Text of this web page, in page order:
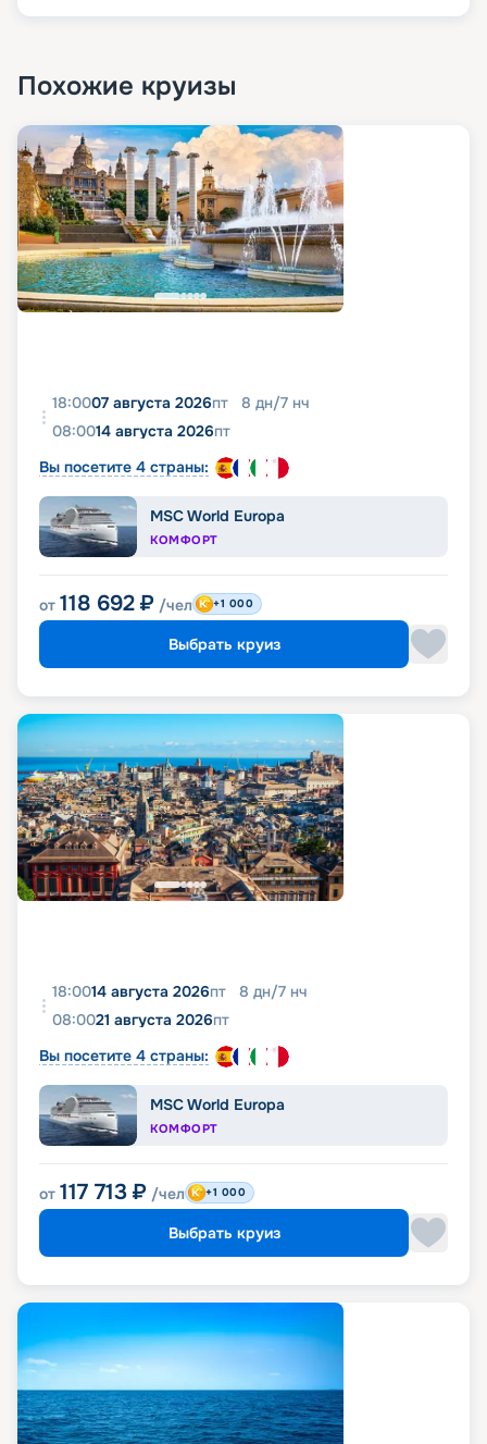
Похожие круизы
18:0007 августа 2026пт 8 дн/7 нч
08:0014 августа 2026пт
Вы посетите 4 страны:
MSC World Europa
КОМФОРТ
от 118 692 ₽ /чел +1 000
Выбрать круиз
18:0014 августа 2026пт 8 дн/7 нч
08:0021 августа 2026пт
Вы посетите 4 страны:
MSC World Europa
КОМФОРТ
от 117 713 ₽ /чел +1 000
Выбрать круиз